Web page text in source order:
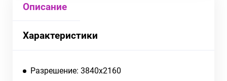
Описание
Характеристики
Разрешение: 3840x2160